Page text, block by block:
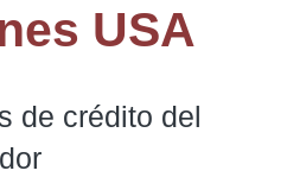
USA
de crédito del